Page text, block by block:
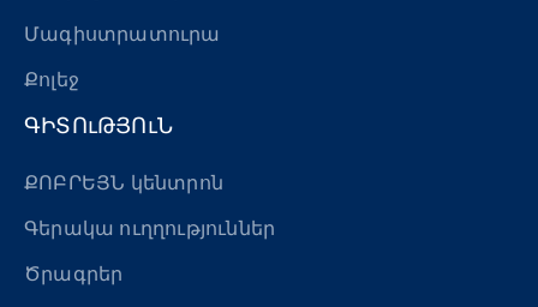
Մագիստրատուրա
Քոլեջ
ԳԻՏՈւԹՅՈւՆ
ՔՈԲՐԵՅՆ կենտրոն
Գերակա ուղղություններ
Ծրագրեր